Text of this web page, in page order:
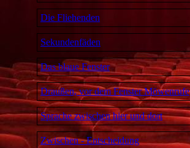
Die Fliehenden
Sekundenfäden
Das blaue Fenster
Draußen, vor dem Fenster Möwenrufe
Sprache zwischen hier und dort
Zwischen - Entscheidung